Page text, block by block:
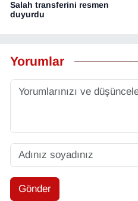
Salah transferini resmen
duyurdu
Yorumlar
Gönder